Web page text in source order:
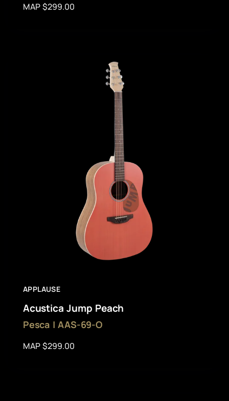
MAP $299.00
APPLAUSE
Acustica Jump Peach
Pesca | AAS-69-O
MAP $299.00